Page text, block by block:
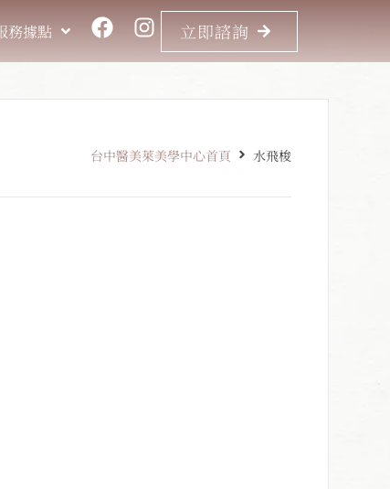
務據點 立即諮詢
RESERVE
台中醫美萊美學中心首頁 水飛梭